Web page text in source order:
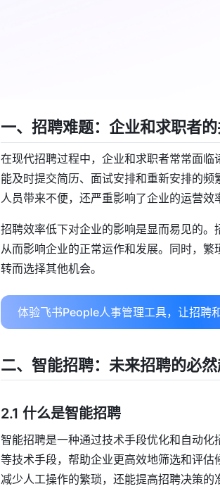
一、招聘难题：企业和求职者
在现代招聘过程中，企业和求职者常常面
能及时提交简历、面试安排和重新安排的
人员带来不便，还严重影响了企业的运营效
招聘效率低下对企业的影响是显而易见的
从而影响企业的正常运作和发展。同时，
转而选择其他机会。
体验飞书People人事管理工具，让招聘
二、智能招聘：未来招聘的必
2.1 什么是智能招聘
智能招聘是一种通过技术手段优化和自动
等技术手段，帮助企业更高效地筛选和评
减少人工操作的繁琐，还能提高招聘决策的